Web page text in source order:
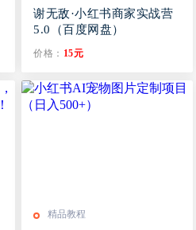
谢无敌·小红书商家实战营
5.0（百度网盘）
价格： 15元
精品教程